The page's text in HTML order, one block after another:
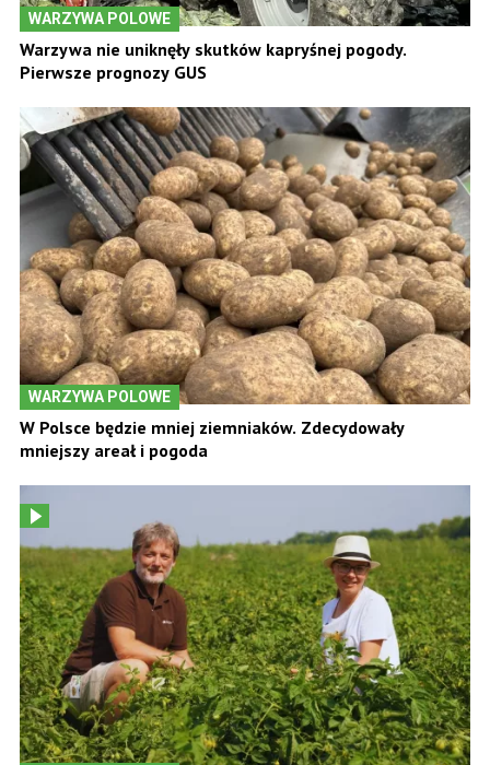
WARZYWA POLOWE
Warzywa nie uniknęły skutków kapryśnej pogody.
Pierwsze prognozy GUS
WARZYWA POLOWE
W Polsce będzie mniej ziemniaków. Zdecydowały
mniejszy areał i pogoda